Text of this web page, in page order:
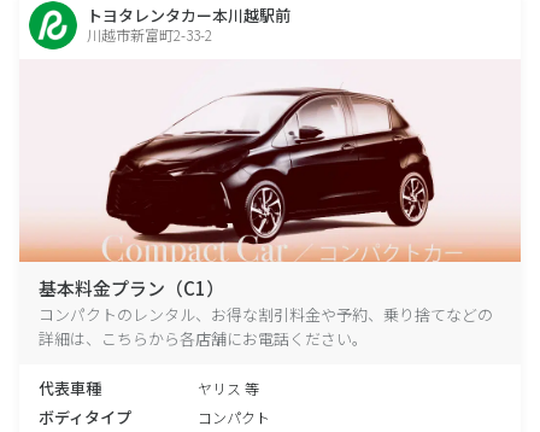
トヨタレンタカー本川越駅前
川越市新富町2-33-2
基本料金プラン（C1）
コンパクトのレンタル、お得な割引料金や予約、乗り捨てなどの
詳細は、こちらから各店舗にお電話ください。
代表車種 ヤリス 等
ボディタイプ コンパクト